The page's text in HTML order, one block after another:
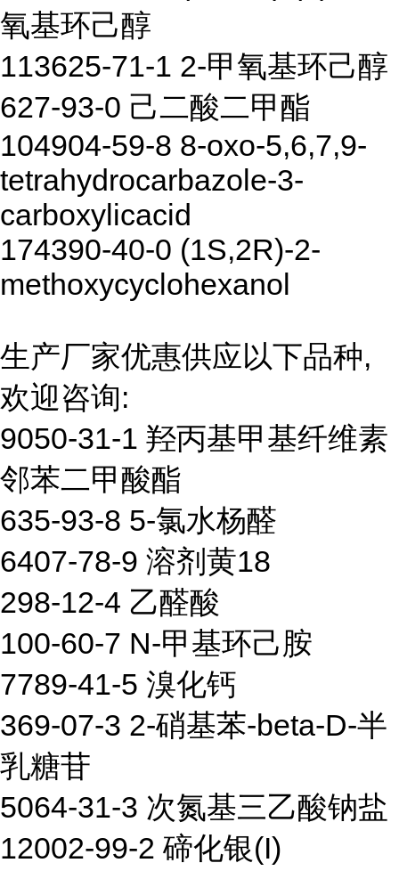
氧基环己醇
113625-71-1 2-甲氧基环己醇
627-93-0 己二酸二甲酯
104904-59-8 8-oxo-5,6,7,9-
tetrahydrocarbazole-3-
carboxylicacid
174390-40-0 (1S,2R)-2-
methoxycyclohexanol
生产厂家优惠供应以下品种,
欢迎咨询:
9050-31-1 羟丙基甲基纤维素
邻苯二甲酸酯
635-93-8 5-氯水杨醛
6407-78-9 溶剂黄18
298-12-4 乙醛酸
100-60-7 N-甲基环己胺
7789-41-5 溴化钙
369-07-3 2-硝基苯-beta-D-半
乳糖苷
5064-31-3 次氮基三乙酸钠盐
12002-99-2 碲化银(I)